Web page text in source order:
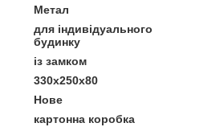
Метал
для індивідуального
будинку
із замком
330x250x80
Нове
картонна коробка